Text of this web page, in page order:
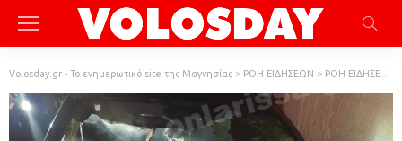
Volosday.gr - Το ενημερωτικό site της Μαγνησίας > ΡΟΗ ΕΙΔΗΣΕΩΝ > ΡΟΗ ΕΙΔΗΣΕΩΝ